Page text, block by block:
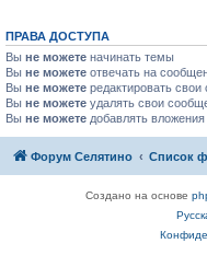
ПРАВА ДОСТУПА
Вы не можете начинать темы
Вы не можете отвечать на
Вы не можете редактировать
Вы не можете удалять свои
Вы не можете добавлять вложения
Форум Селятино Список
Создано на основе